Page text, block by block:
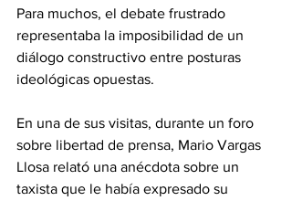
Para muchos, el debate frustrado
representaba la imposibilidad de un
diálogo constructivo entre posturas
ideológicas opuestas.
En una de sus visitas, durante un foro
sobre libertad de prensa, Mario Vargas
Llosa relató una anécdota sobre un
taxista que le había expresado su